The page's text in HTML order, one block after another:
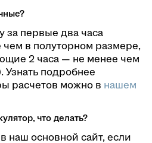
за первые два часа
в полуторном размере,
2 часа — не менее чем
Узнать подробнее
расчетов можно в нашем
что делать?
наш основной сайт, если